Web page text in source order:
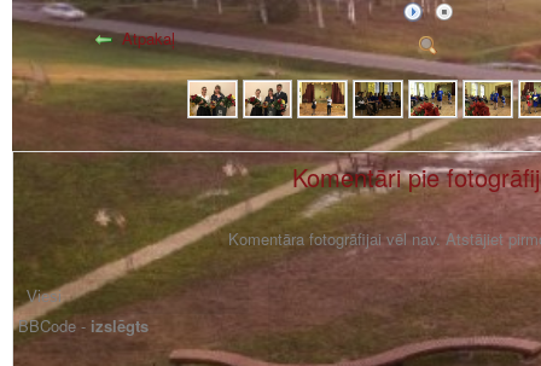
Atpakaļ
Komentāri pie
Komentāra fotogrāfijai vēl nav. Atstājiet
BBCode - izslēgts